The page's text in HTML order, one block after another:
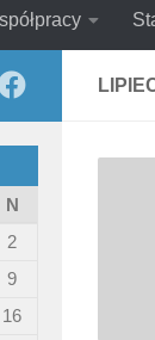
N
2
9
16